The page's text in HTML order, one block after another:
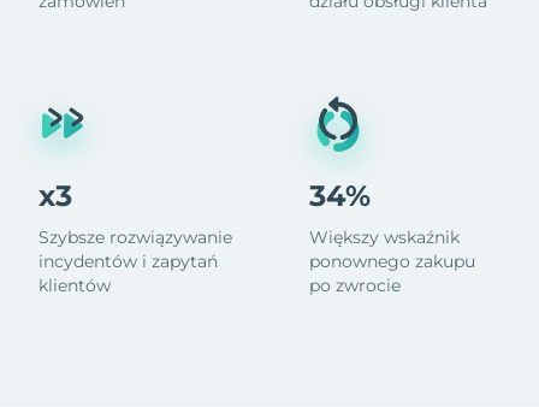
x3
Szybsze rozwiązywanie
incydentów i zapytań
klientów
34%
Większy wskaźnik
ponownego zakupu
po zwrocie